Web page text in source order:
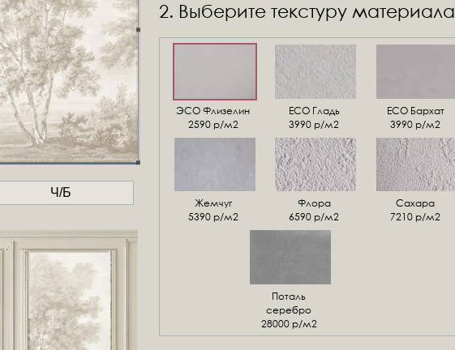
Ч/Б
2. Выберите текстуру материала
ЭСО Флизелин
2590 р/м2
ЕСО Гладь
3990 р/м2
ECO Бархат
3990 р/м2
Жемчуг
5390 р/м2
Флора
6590 р/м2
Сахара
7210 р/м2
Поталь
серебро
28000 р/м2